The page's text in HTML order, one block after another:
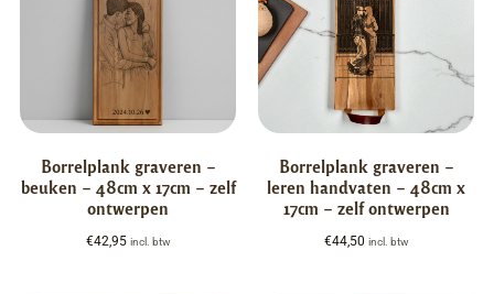
Borrelplank graveren –
beuken – 48cm x 17cm – zelf
ontwerpen
€42,95 incl. btw
Borrelplank graveren –
leren handvaten – 48cm x
17cm – zelf ontwerpen
€44,50 incl. btw